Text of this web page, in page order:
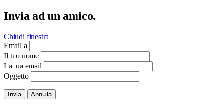
Invia ad un amico.
Chiudi finestra
Email a
Il tuo nome
La tua email
Oggetto
Invia Annulla